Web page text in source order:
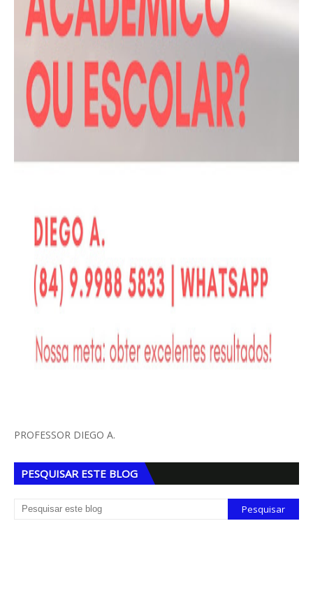
PROFESSOR DIEGO A.
PESQUISAR ESTE BLOG